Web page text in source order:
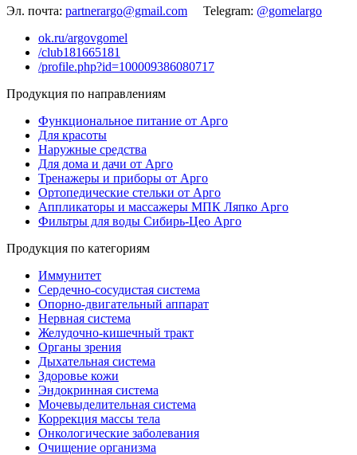
Эл. почта: partnerargo@gmail.com Telegram: @gomelargo
ok.ru/argovgomel
/club181665181
/profile.php?id=100009386080717
Продукция по направлениям
Функциональное питание от Арго
Для красоты
Наружные средства
Для дома и дачи от Арго
Тренажеры и приборы от Арго
Ортопедические стельки от Арго
Аппликаторы и массажеры МПК Ляпко Арго
Фильтры для воды Сибирь-Цео Арго
Продукция по категориям
Иммунитет
Сердечно-сосудистая система
Опорно-двигательный аппарат
Нервная система
Желудочно-кишечный тракт
Органы зрения
Дыхательная система
Здоровье кожи
Эндокринная система
Мочевыделительная система
Коррекция массы тела
Онкологические заболевания
Очищение организма